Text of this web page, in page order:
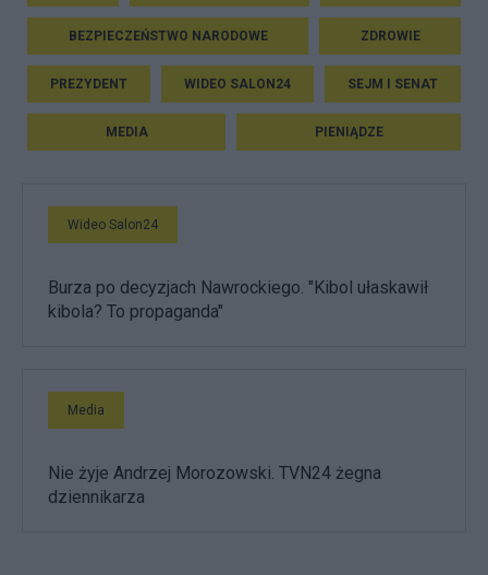
BEZPIECZEŃSTWO NARODOWE ZDROWIE
PREZYDENT WIDEO SALON24 SEJM I SENAT
MEDIA PIENIĄDZE
Wideo Salon24
Burza po decyzjach Nawrockiego. "Kibol ułaskawił
kibola? To propaganda"
Media
Nie żyje Andrzej Morozowski. TVN24 żegna
dziennikarza